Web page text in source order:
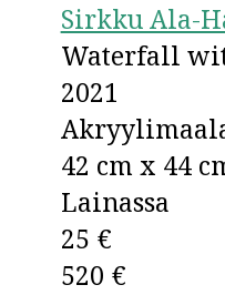
Sirkku Ala-
Waterfall
2021
42 cm x 44
Lainassa
25 €
520 €